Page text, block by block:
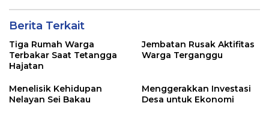
Berita Terkait
Tiga Rumah Warga
Terbakar Saat Tetangga
Hajatan
Jembatan Rusak Aktifitas
Warga Terganggu
Menelisik Kehidupan
Nelayan Sei Bakau
Menggerakkan Investasi
Desa untuk Ekonomi